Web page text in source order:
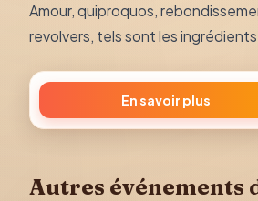
Amour, quiproquos,
revolvers, tels sont les
En savoir plus
Autres événements